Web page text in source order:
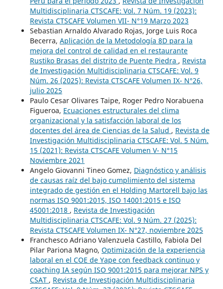
Multidisciplinaria CTSCAFE: Vol. 7 Núm. 19 (2023):
Revista CTSCAFE Volumen VII- N°19 Marzo 2023
Sebastian Arnaldo Alvarado Rojas, Jorge Luis Roca
Becerra, Aplicación de la Metodología 8D para la
mejora del control de calidad en el restaurante
Rustiko Brasas del distrito de Puente Piedra , Revista
de Investigación Multidisciplinaria CTSCAFE: Vol. 9
Núm. 26 (2025): Revista CTSCAFE Volumen IX- N°26,
julio 2025
Paulo Cesar Olivares Taipe, Roger Pedro Norabuena
Figueroa, Ecuaciones estructurales del clima
organizacional y la satisfacción laboral de los
docentes del área de Ciencias de la Salud , Revista de
Investigación Multidisciplinaria CTSCAFE: Vol. 5 Núm.
15 (2021): Revista CTSCAFE Volumen V- N°15
Noviembre 2021
Angelo Giovanni Tineo Gomez, Diagnóstico y análisis
de causas raíz del bajo cumplimiento del sistema
integrado de gestión en el Holding Martorell bajo las
normas ISO 9001:2015, ISO 14001:2015 e ISO
45001:2018 , Revista de Investigación
Multidisciplinaria CTSCAFE: Vol. 9 Núm. 27 (2025):
Revista CTSCAFE Volumen IX- N°27, noviembre 2025
Franchesco Adriano Valenzuela Castillo, Fabiola Del
Pilar Pariona Magno, Optimización de la experiencia
laboral en el COE de Yape con feedback continuo y
coaching IA según ISO 9001:2015 para mejorar NPS y
CSAT , Revista de Investigación Multidisciplinaria